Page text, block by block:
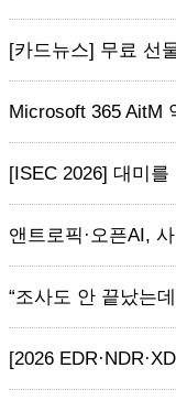
[카드뉴스] 무료 선
Microsoft 365 AitM
[ISEC 2026] 대미
앤트로픽·오픈AI,
“조사도 안 끝났는
[2026